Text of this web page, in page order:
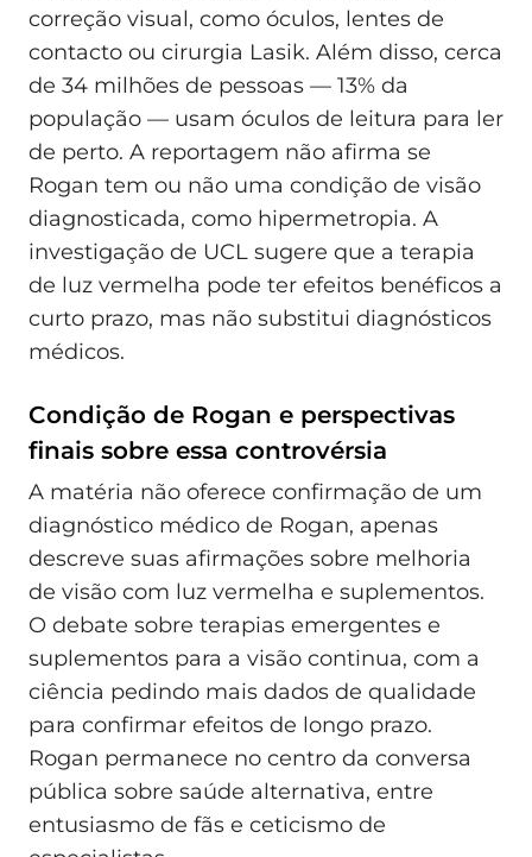
correção visual, como óculos, lentes de
contacto ou cirurgia Lasik. Além disso, cerca
de 34 milhões de pessoas — 13% da
população — usam óculos de leitura para ler
de perto. A reportagem não afirma se
Rogan tem ou não uma condição de visão
diagnosticada, como hipermetropia. A
investigação de UCL sugere que a terapia
de luz vermelha pode ter efeitos benéficos a
curto prazo, mas não substitui diagnósticos
médicos.
Condição de Rogan e perspectivas
finais sobre essa controvérsia
A matéria não oferece confirmação de um
diagnóstico médico de Rogan, apenas
descreve suas afirmações sobre melhoria
de visão com luz vermelha e suplementos.
O debate sobre terapias emergentes e
suplementos para a visão continua, com a
ciência pedindo mais dados de qualidade
para confirmar efeitos de longo prazo.
Rogan permanece no centro da conversa
pública sobre saúde alternativa, entre
entusiasmo de fãs e ceticismo de